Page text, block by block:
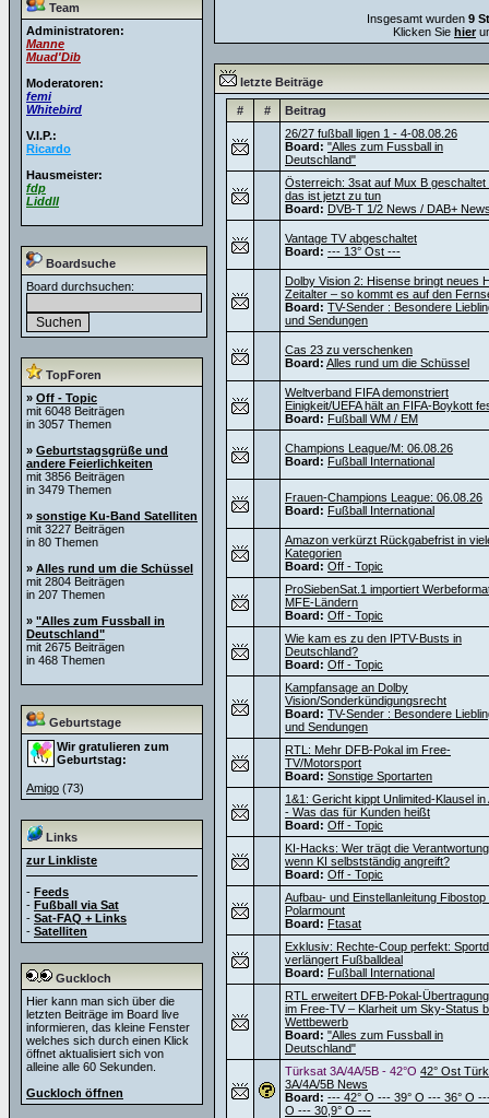
Team
Administratoren:
Manne
Muad'Dib
Moderatoren:
femi
Whitebird
V.I.P.:
Ricardo
Hausmeister:
fdp
Liddll
Boardsuche
Board durchsuchen:
TopForen
» Off - Topic
mit 6048 Beiträgen
in 3057 Themen
» Geburtstagsgrüße und
andere Feierlichkeiten
mit 3856 Beiträgen
in 3479 Themen
» sonstige Ku-Band Satelliten
mit 3227 Beiträgen
in 80 Themen
» Alles rund um die Schüssel
mit 2804 Beiträgen
in 207 Themen
» "Alles zum Fussball in
Deutschland"
mit 2675 Beiträgen
in 468 Themen
Geburtstage
Wir gratulieren zum
Geburtstag:
Amigo (73)
Links
zur Linkliste
- Feeds
- Fußball via Sat
- Sat-FAQ + Links
- Satelliten
Guckloch
Hier kann man sich über die
letzten Beiträge im Board live
informieren, das kleine Fenster
welches sich durch einen Klick
öffnet aktualisiert sich von
alleine alle 60 Sekunden.
Guckloch öffnen
Insgesamt wurden 9
Klicken Sie hier
letzte Beiträge
# #
Beitrag
26/27 fußball ligen 1 - 4-08.08.26
Board: "Alles zum Fussball in
Deutschland"
Österreich: 3sat auf Mux B geschaltet
das ist jetzt zu tun
Board: DVB-T 1/2 News / DAB+
Vantage TV abgeschaltet
Board: --- 13° Ost ---
Dolby Vision 2: Hisense bringt neues
Zeitalter – so kommt es auf den
Board: TV-Sender : Besondere
und Sendungen
Cas 23 zu verschenken
Board: Alles rund um die Schüssel
Weltverband FIFA demonstriert
Einigkeit/UEFA hält an FIFA-Boykott
Board: Fußball WM / EM
Champions League/M: 06.08.26
Board: Fußball International
Frauen-Champions League: 06.08.26
Board: Fußball International
Amazon verkürzt Rückgabefrist in
Kategorien
Board: Off - Topic
ProSiebenSat.1 importiert
MFE-Ländern
Board: Off - Topic
Wie kam es zu den IPTV-Busts in
Deutschland?
Board: Off - Topic
Kampfansage an Dolby
Vision/Sonderkündigungsrecht
Board: TV-Sender : Besondere
und Sendungen
RTL: Mehr DFB-Pokal im Free-
TV/Motorsport
Board: Sonstige Sportarten
1&1: Gericht kippt Unlimited-Klausel in
- Was das für Kunden heißt
Board: Off - Topic
KI-Hacks: Wer trägt die
wenn KI selbstständig angreift?
Board: Off - Topic
Aufbau- und Einstellanleitung Fibostop
Polarmount
Board: Ftasat
Exklusiv: Rechte-Coup perfekt:
verlängert Fußballdeal
Board: Fußball International
RTL erweitert DFB-Pokal-
im Free-TV – Klarheit um Sky-Status
Wettbewerb
Board: "Alles zum Fussball in
Deutschland"
Türksat 3A/4A/5B - 42°O 42° Ost
3A/4A/5B News
Board: --- 42° O --- 39° O --- 36° O
O --- 30,9° O ---